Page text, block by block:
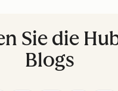
Sie die
Blogs